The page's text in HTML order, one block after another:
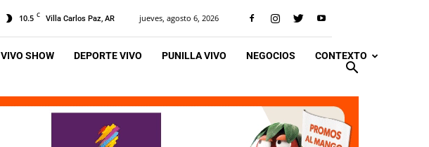
10.5 C Villa Carlos Paz, AR jueves, agosto 6, 2026
VIVO SHOW DEPORTE VIVO PUNILLA VIVO NEGOCIOS CONTEXTO